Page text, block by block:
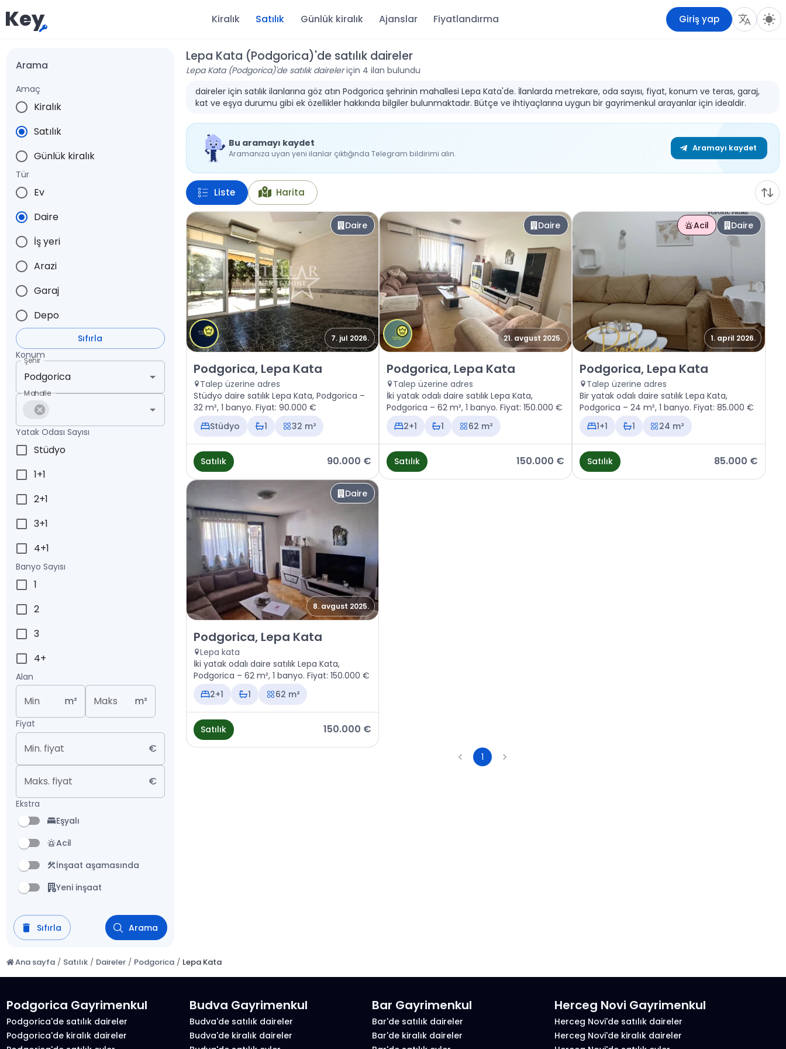
Key Kiralık Satılık Günlük kiralık Ajanslar Fiyatlandırma Giriş yap
Arama
Amaç
Kiralık
Satılık
Günlük kiralık
Tür
Ev
Daire
İş yeri
Arazi
Garaj
Depo
Sıfırla
Konum
Şehir
Mahalle
Yatak Odası Sayısı
Stüdyo
1+1
2+1
3+1
4+1
Banyo Sayısı
1
2
3
4+
Alan
Min m² Maks m²
Fiyat
Min. fiyat €
Maks. fiyat €
Ekstra
Eşyalı
Acil
İnşaat aşamasında
Yeni inşaat
Sıfırla Arama
Lepa Kata (Podgorica)'de satılık daireler
Lepa Kata (Podgorica)'de satılık daireleriçin 4 ilan bulundu
daireler için satılık ilanlarına göz atın Podgorica şehrinin mahallesi Lepa Kata'de. İlanlarda metrekare, oda sayısı, fiyat, konum ve teras, garaj,
kat ve eşya durumu gibi ek özellikler hakkında bilgiler bulunmaktadır. Bütçe ve ihtiyaçlarına uygun bir gayrimenkul arayanlar için idealdir.
Bu aramayı kaydet
Aramanıza uyan yeni ilanlar çıktığında Telegram bildirimi alın.
Aramayı kaydet
Liste Harita
Daire
7. jul 2026.
Satılık - Daire Podgorica, Lepa Kata
Podgorica, Lepa Kata
Talep üzerine adres
Stüdyo daire satılık Lepa Kata, Podgorica –
32 m², 1 banyo. Fiyat: 90.000 €
Stüdyo
1 32 m²
Satılık 90.000 €
Daire
21. avgust 2025.
Satılık - Daire Podgorica, Lepa Kata
Podgorica, Lepa Kata
Talep üzerine adres
İki yatak odalı daire satılık Lepa Kata,
Podgorica – 62 m², 1 banyo. Fiyat: 150.000 €
2+1
1 62 m²
Satılık 150.000 €
Acil Daire
1. april 2026.
Satılık - Daire Podgorica, Lepa Kata
Podgorica, Lepa Kata
Talep üzerine adres
Bir yatak odalı daire satılık Lepa Kata,
Podgorica – 24 m², 1 banyo. Fiyat: 85.000 €
1+1
1 24 m²
Satılık 85.000 €
Daire
8. avgust 2025.
Satılık - Daire Podgorica, Lepa Kata
Podgorica, Lepa Kata
Lepa kata
İki yatak odalı daire satılık Lepa Kata,
Podgorica – 62 m², 1 banyo. Fiyat: 150.000 €
2+1
1 62 m²
Satılık 150.000 €
1
Ana sayfa / Satılık / Daireler / Podgorica / Lepa Kata
Podgorica Gayrimenkul
Podgorica'de satılık daireler
Podgorica'de kiralık daireler
Budva Gayrimenkul
Budva'de satılık daireler
Budva'de kiralık daireler
Bar Gayrimenkul
Bar'de satılık daireler
Bar'de kiralık daireler
Herceg Novi Gayrimenkul
Herceg Novi'de satılık daireler
Herceg Novi'de kiralık daireler